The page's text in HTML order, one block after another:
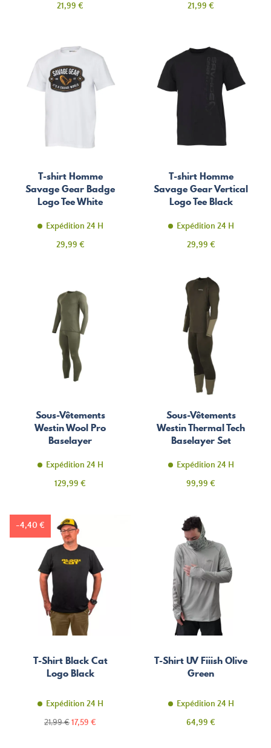
Prix
21,99 €
Prix
21,99 €
T-shirt Homme
Savage Gear Badge
Logo Tee White
Expédition 24 H
Prix
29,99 €
T-shirt Homme
Savage Gear Vertical
Logo Tee Black
Expédition 24 H
Prix
29,99 €
Sous-Vêtements
Westin Wool Pro
Baselayer
Expédition 24 H
Prix
129,99 €
Sous-Vêtements
Westin Thermal Tech
Baselayer Set
Expédition 24 H
Prix
99,99 €
T-Shirt Black Cat
Logo Black
Expédition 24 H
Prix
21,99 €Prix
17,59 €
-4,40 €
T-Shirt UV Fiiish Olive
Green
Expédition 24 H
Prix
64,99 €